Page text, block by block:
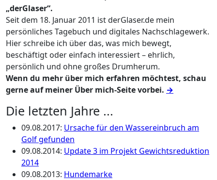
„derGlaser“.
Seit dem 18. Januar 2011 ist derGlaser.de mein
persönliches Tagebuch und digitales Nachschlagewerk.
Hier schreibe ich über das, was mich bewegt,
beschäftigt oder einfach interessiert – ehrlich,
persönlich und ohne großes Drumherum.
Wenn du mehr über mich erfahren möchtest, schau
gerne auf meiner Über mich-Seite vorbei. →
Die letzten Jahre ...
09.08.2017: Ursache für den Wassereinbruch am
Golf gefunden
09.08.2014: Update 3 im Projekt Gewichtsreduktion
2014
09.08.2013: Hundemarke